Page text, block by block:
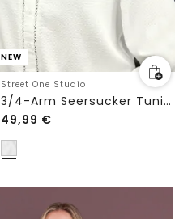
NEW
Street One Studio
3/4-Arm Seersucker Tunika mit Tapedetails
49,99 €